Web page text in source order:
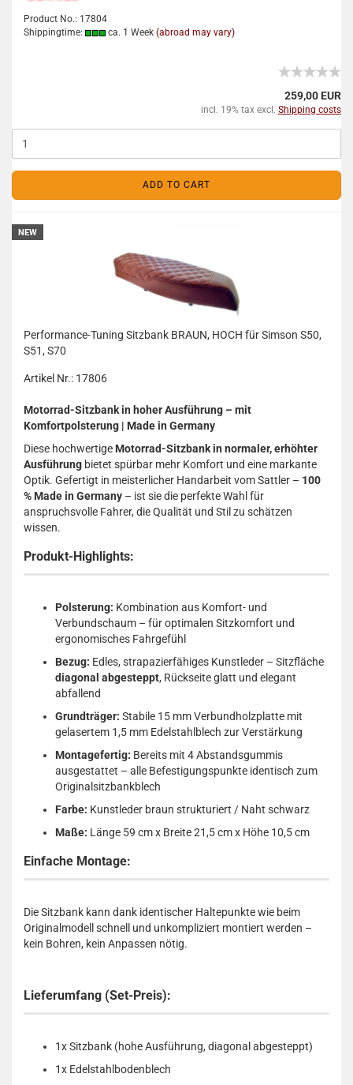
Product No.: 17804
Shippingtime:
ca. 1 Week (abroad may vary)
259,00 EUR
incl. 19% tax excl. Shipping costs
ADD TO CART
NEW
Performance-Tuning Sitzbank BRAUN, HOCH für Simson S50,
S51, S70
Artikel Nr.: 17806
Motorrad-Sitzbank in hoher Ausführung – mit
Komfortpolsterung | Made in Germany
Diese hochwertige Motorrad-Sitzbank in normaler, erhöhter
Ausführung bietet spürbar mehr Komfort und eine markante
Optik. Gefertigt in meisterlicher Handarbeit vom Sattler – 100
% Made in Germany – ist sie die perfekte Wahl für
anspruchsvolle Fahrer, die Qualität und Stil zu schätzen
wissen.
Produkt-Highlights:
Polsterung: Kombination aus Komfort- und
Verbundschaum – für optimalen Sitzkomfort und
ergonomisches Fahrgefühl
Bezug: Edles, strapazierfähiges Kunstleder – Sitzfläche
diagonal abgesteppt, Rückseite glatt und elegant
abfallend
Grundträger: Stabile 15 mm Verbundholzplatte mit
gelasertem 1,5 mm Edelstahlblech zur Verstärkung
Montagefertig: Bereits mit 4 Abstandsgummis
ausgestattet – alle Befestigungspunkte identisch zum
Originalsitzbankblech
Farbe: Kunstleder braun strukturiert / Naht schwarz
Maße: Länge 59 cm x Breite 21,5 cm x Höhe 10,5 cm
Einfache Montage:
Die Sitzbank kann dank identischer Haltepunkte wie beim
Originalmodell schnell und unkompliziert montiert werden –
kein Bohren, kein Anpassen nötig.
Lieferumfang (Set-Preis):
1x Sitzbank (hohe Ausführung, diagonal abgesteppt)
1x Edelstahlbodenblech